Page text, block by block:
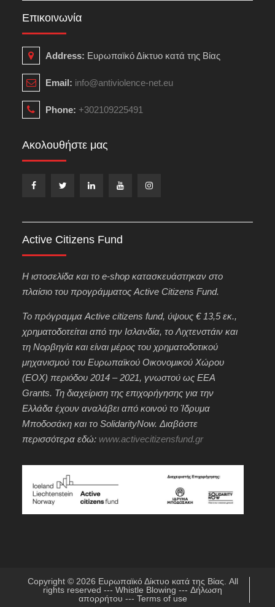
Επικοινωνία
Address: Ευρωπαϊκό Δίκτυο κατά της Βίας
Email: info@antiviolence-net.eu
Phone: +302109225491
Ακολουθήστε μας
Active Citizens Fund
H ιστοσελίδα και το e-shop κατασκευάστηκαν στο
πλαίσιο του προγράμματος Active Citizens Fund.
Το πρόγραμμα Active citizens fund, ύψους € 13,5 εκ.,
χρηματοδοτείται από την Ισλανδία, το Λιχτενστάιν και
τη Νορβηγία και είναι μέρος του χρηματοδοτικού
μηχανισμού του Ευρωπαϊκού Οικονομικού Χώρου
(ΕΟΧ) περιόδου 2014 – 2021, γνωστού ως EEA
Grants. Τη διαχείριση της επιχορήγησης για την
Ελλάδα έχουν αναλάβει από κοινού το Ίδρυμα
Μποδοσάκη και το SolidarityNow. Διαβάστε
περισσότερα εδώ: www.activecitizensfund.gr
Copyright © 2026 Ευρωπαϊκό Δίκτυο κατά της Βίας . All
rights reserved --- Whistle Blowing --- Δήλωση
απορρήτου --- Terms of use